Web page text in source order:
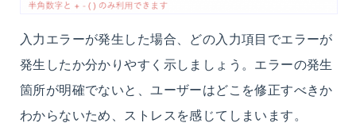
入力エラーが発生した場合、どの入力項目でエラーが
発生したか分かりやすく示しましょう。エラーの発生
箇所が明確でないと、ユーザーはどこを修正すべきか
わからないため、ストレスを感じてしまいます。